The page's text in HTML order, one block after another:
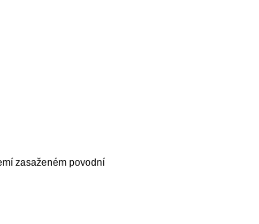
zasaženém povodní